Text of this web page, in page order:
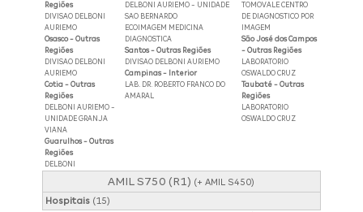
Regiões
DIVISAO DELBONI
AURIEMO
Osasco - Outras
Regiões
DIVISAO DELBONI
AURIEMO
Cotia - Outras
Regiões
DELBONI AURIEMO -
UNIDADE GRANJA
VIANA
Guarulhos - Outras
Regiões
DELBONI
DELBONI AURIEMO - UNIDADE
SAO BERNARDO
ECOIMAGEM MEDICINA
DIAGNOSTICA
Santos - Outras Regiões
DIVISAO DELBONI AURIEMO
Campinas - Interior
LAB. DR. ROBERTO FRANCO DO
AMARAL
TOMOVALE CENTRO
DE DIAGNOSTICO POR
IMAGEM
São José dos Campos
- Outras Regiões
LABORATORIO
OSWALDO CRUZ
Taubaté - Outras
Regiões
LABORATORIO
OSWALDO CRUZ
AMIL S750 (R1) (+ AMIL S450)
Hospitais(15)